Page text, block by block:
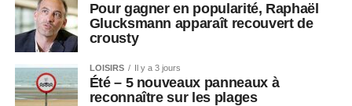
Pour gagner en popularité, Raphaël
Glucksmann apparaît recouvert de
crousty
LOISIRS Il y a 3 jours
Été – 5 nouveaux panneaux à
reconnaître sur les plages